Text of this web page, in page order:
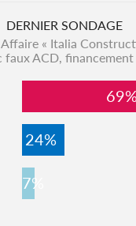
DERNIER SONDAGE
« Italia
faux ACD, financement
24%
7%